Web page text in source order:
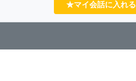
★マイ会話に入れる